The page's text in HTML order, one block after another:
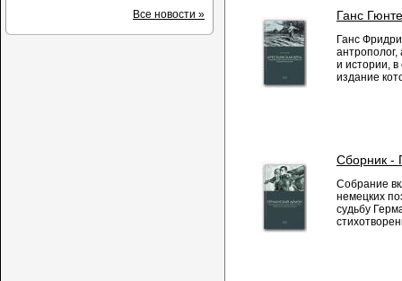
Ганс
Ганс
и истории, в
издание
Сборник -
Собрание
немецких
судьбу
Все новости »